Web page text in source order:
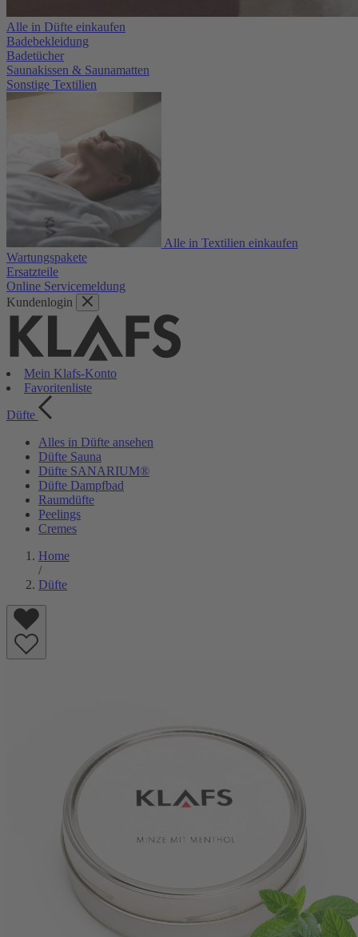
Alle in Düfte einkaufen
Badebekleidung
Badetücher
Saunakissen & Saunamatten
Sonstige Textilien
Alle in Textilien einkaufen
Wartungspakete
Ersatzteile
Online Servicemeldung
Kundenlogin
Mein Klafs-Konto
Favoritenliste
Düfte
Alles in Düfte ansehen
Düfte Sauna
Düfte SANARIUM®
Düfte Dampfbad
Raumdüfte
Peelings
Cremes
Home
/
Düfte